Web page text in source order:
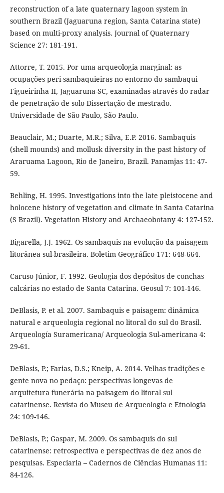
reconstruction of a late quaternary lagoon system in
southern Brazil (Jaguaruna region, Santa Catarina state)
based on multi-proxy analysis. Journal of Quaternary
Science 27: 181-191.
Attorre, T. 2015. Por uma arqueologia marginal: as
ocupações peri-sambaquieiras no entorno do sambaqui
Figueirinha II, Jaguaruna-SC, examinadas através do radar
de penetração de solo Dissertação de mestrado.
Universidade de São Paulo, São Paulo.
Beauclair, M.; Duarte, M.R.; Silva, E.P. 2016. Sambaquis
(shell mounds) and mollusk diversity in the past history of
Araruama Lagoon, Rio de Janeiro, Brazil. Panamjas 11: 47-
59.
Behling, H. 1995. Investigations into the late pleistocene and
holocene history of vegetation and climate in Santa Catarina
(S Brazil). Vegetation History and Archaeobotany 4: 127-152.
Bigarella, J.J. 1962. Os sambaquis na evolução da paisagem
litorânea sul-brasileira. Boletim Geográfico 171: 648-664.
Caruso Júnior, F. 1992. Geologia dos depósitos de conchas
calcárias no estado de Santa Catarina. Geosul 7: 101-146.
DeBlasis, P. et al. 2007. Sambaquis e paisagem: dinâmica
natural e arqueologia regional no litoral do sul do Brasil.
Arqueología Suramericana/ Arqueologia Sul-americana 4:
29-61.
DeBlasis, P.; Farias, D.S.; Kneip, A. 2014. Velhas tradições e
gente nova no pedaço: perspectivas longevas de
arquitetura funerária na paisagem do litoral sul
catarinense. Revista do Museu de Arqueologia e Etnologia
24: 109-146.
DeBlasis, P.; Gaspar, M. 2009. Os sambaquis do sul
catarinense: retrospectiva e perspectivas de dez anos de
pesquisas. Especiaria – Cadernos de Ciências Humanas 11:
84-126.